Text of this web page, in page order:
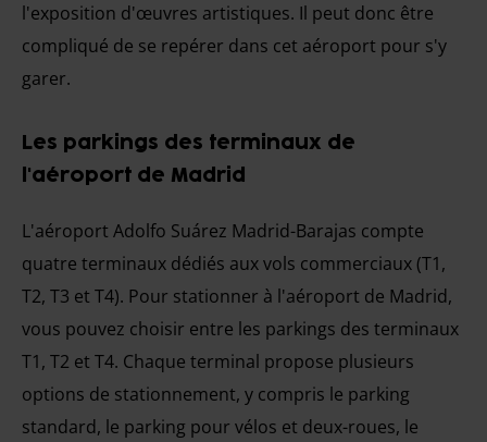
l'exposition d'œuvres artistiques. Il peut donc être
compliqué de se repérer dans cet aéroport pour s'y
garer.
Les parkings des terminaux de
l'aéroport de Madrid
L'aéroport Adolfo Suárez Madrid-Barajas compte
quatre terminaux dédiés aux vols commerciaux (T1,
T2, T3 et T4). Pour stationner à l'aéroport de Madrid,
vous pouvez choisir entre les parkings des terminaux
T1, T2 et T4. Chaque terminal propose plusieurs
options de stationnement, y compris le parking
standard, le parking pour vélos et deux-roues, le